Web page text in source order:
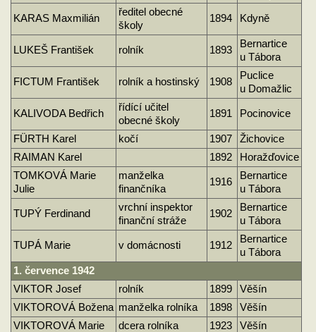
KARAS Maxmilián
ředitel obecné
školy
1894 Kdyně
LUKEŠ František rolník 1893
Bernartice
u Tábora
FICTUM František rolník a hostinský 1908
Puclice
u Domažlic
KALIVODA Bedřich
řídící učitel
obecné školy
1891 Pocinovice
FÜRTH Karel kočí 1907
Žichovice
RAIMAN Karel
1892
Horažďovice
TOMKOVÁ Marie
Julie
manželka
finančníka
1916
Bernartice
u Tábora
TUPÝ Ferdinand
vrchní inspektor
finanční stráže
1902
Bernartice
u Tábora
TUPÁ Marie v domácnosti 1912
Bernartice
u Tábora
1. července 1942
VIKTOR Josef
rolník 1899
Věšín
VIKTOROVÁ Božena manželka rolníka 1898
Věšín
VIKTOROVÁ Marie
dcera rolníka 1923
Věšín